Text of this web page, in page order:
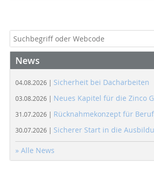
News
04.08.2026 | Sicherheit bei Dacharbeiten
03.08.2026 | Neues Kapitel für die Zinco
31.07.2026 | Rücknahmekonzept für
30.07.2026 | Sicherer Start in die
» Alle News